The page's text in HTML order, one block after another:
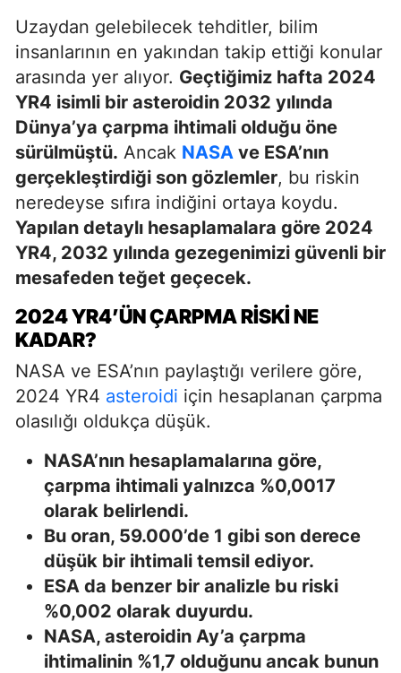
Uzaydan gelebilecek tehditler, bilim
insanlarının en yakından takip ettiği konular
arasında yer alıyor. Geçtiğimiz hafta 2024
YR4 isimli bir asteroidin 2032 yılında
Dünya’ya çarpma ihtimali olduğu öne
sürülmüştü. Ancak NASA ve ESA’nın
gerçekleştirdiği son gözlemler, bu riskin
neredeyse sıfıra indiğini ortaya koydu.
Yapılan detaylı hesaplamalara göre 2024
YR4, 2032 yılında gezegenimizi güvenli bir
mesafeden teğet geçecek.
2024 YR4’ÜN ÇARPMA RISKI NE
KADAR?
NASA ve ESA’nın paylaştığı verilere göre,
2024 YR4 asteroidi için hesaplanan çarpma
olasılığı oldukça düşük.
NASA’nın hesaplamalarına göre,
çarpma ihtimali yalnızca %0,0017
olarak belirlendi.
Bu oran, 59.000’de 1 gibi son derece
düşük bir ihtimali temsil ediyor.
ESA da benzer bir analizle bu riski
%0,002 olarak duyurdu.
NASA, asteroidin Ay’a çarpma
ihtimalinin %1,7 olduğunu ancak bunun